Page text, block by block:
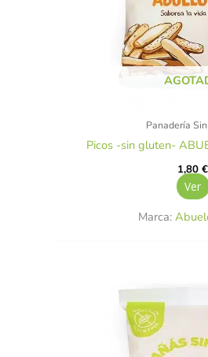
Panadería
Picos -sin gluten-
1,80€
Ver
Marca: